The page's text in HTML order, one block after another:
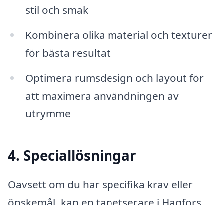
stil och smak
Kombinera olika material och texturer
för bästa resultat
Optimera rumsdesign och layout för
att maximera användningen av
utrymme
4. Speciallösningar
Oavsett om du har specifika krav eller
önskemål, kan en tapetserare i Hagfors